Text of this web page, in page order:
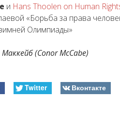
и Hans Thoolen on Human
«Борьба за права
Олимпиады»
(Conor McCabe)
Twitter Вконтакте